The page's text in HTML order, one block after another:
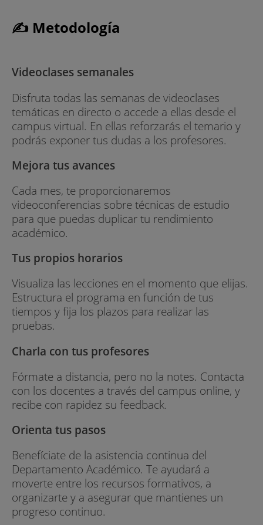
✍ Metodología
Videoclases semanales
Disfruta todas las semanas de videoclases
temáticas en directo o accede a ellas desde el
campus virtual. En ellas reforzarás el temario y
podrás exponer tus dudas a los profesores.
Mejora tus avances
Cada mes, te proporcionaremos
videoconferencias sobre técnicas de estudio
para que puedas duplicar tu rendimiento
académico.
Tus propios horarios
Visualiza las lecciones en el momento que elijas.
Estructura el programa en función de tus
tiempos y fija los plazos para realizar las
pruebas.
Charla con tus profesores
Fórmate a distancia, pero no la notes. Contacta
con los docentes a través del campus online, y
recibe con rapidez su feedback.
Orienta tus pasos
Benefíciate de la asistencia continua del
Departamento Académico. Te ayudará a
moverte entre los recursos formativos, a
organizarte y a asegurar que mantienes un
progreso continuo.